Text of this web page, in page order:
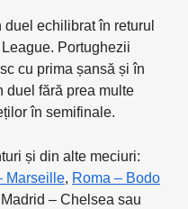
echilibrat în returul
Portughezii
cu prima șansă și în
duel fără prea multe
în semifinale.
și din alte meciuri:
Marseille, Roma – Bodo
– Chelsea sau